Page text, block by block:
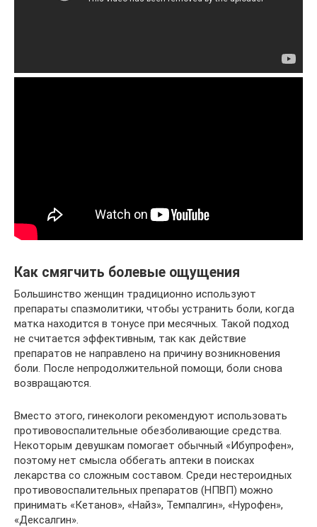
Как смягчить болевые ощущения
Большинство женщин традиционно используют
препараты спазмолитики, чтобы устранить боли, когда
матка находится в тонусе при месячных. Такой подход
не считается эффективным, так как действие
препаратов не направлено на причину возникновения
боли. После непродолжительной помощи, боли снова
возвращаются.
Вместо этого, гинекологи рекомендуют использовать
противовоспалительные обезболивающие средства.
Некоторым девушкам помогает обычный «Ибупрофен»,
поэтому нет смысла оббегать аптеки в поисках
лекарства со сложным составом. Среди нестероидных
противовоспалительных препаратов (НПВП) можно
принимать «Кетанов», «Найз», Темпалгин», «Нурофен»,
«Дексалгин».